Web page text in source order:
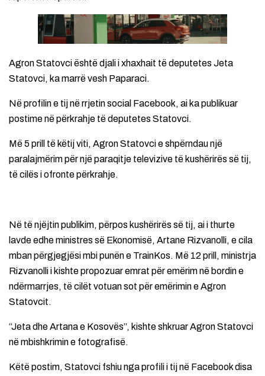
Agron Statovci është djali i xhaxhait të deputetes Jeta
Statovci, ka marrë vesh Paparaci.
Në profilin e tij në rrjetin social Facebook, ai ka publikuar
postime në përkrahje të deputetes Statovci.
Më 5 prill të këtij viti, Agron Statovci e shpërndau një
paralajmërim për një paraqitje televizive të kushërirës së tij,
të cilës i ofronte përkrahje.
Në të njëjtin publikim, përpos kushërirës së tij, ai i thurte
lavde edhe ministres së Ekonomisë, Artane Rizvanolli, e cila
mban përgjegjësi mbi punën e TrainKos. Më 12 prill, ministrja
Rizvanolli i kishte propozuar emrat për emërim në bordin e
ndërmarrjes, të cilët votuan sot për emërimin e Agron
Statovcit.
“Jeta dhe Artana e Kosovës”, kishte shkruar Agron Statovci
në mbishkrimin e fotografisë.
Këtë postim, Statovci fshiu nga profili i tij në Facebook disa